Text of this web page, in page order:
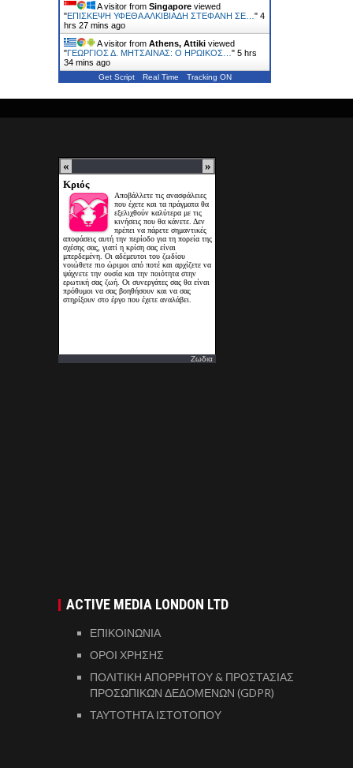
A visitor from Singapore viewed
"ΕΠΙΣΚΕΨΗ ΥΦΕΘΑ ΑΛΚΙΒΙΑΔΗ ΣΤΕΦΑΝΗ ΣΕ… " 4
hrs 27 mins ago
A visitor from Athens, Attiki viewed
"ΓΕΩΡΓΙΟΣ Δ. ΜΗΤΣΑΙΝΑΣ: Ο ΗΡΩΙΚΟΣ… " 5 hrs
34 mins ago
Get Script Real Time Tracking ON
Ζωδια
ACTIVE MEDIA LONDON LTD
ΕΠΙΚΟΙΝΩΝΙΑ
ΟΡΟΙ ΧΡΗΣΗΣ
ΠΟΛΙΤΙΚΗ ΑΠΟΡΡΗΤΟΥ & ΠΡΟΣΤΑΣΙΑΣ
ΠΡΟΣΩΠΙΚΩΝ ΔΕΔΟΜΕΝΩΝ (GDPR)
ΤΑΥΤΟΤΗΤΑ ΙΣΤΟΤΟΠΟΥ